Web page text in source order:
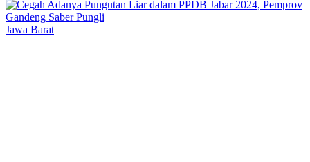
Jawa Barat